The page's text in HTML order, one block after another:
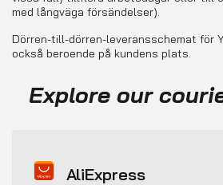
med långväga försändelser).
Dörren-till-dörren-leveransschemat för
också beroende på kundens plats.
Explore our
AliExpress